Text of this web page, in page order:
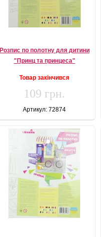
Розпис по полотну для дитини
"Принц та принцеса"
Товар закінчився
109 грн.
Артикул: 72874